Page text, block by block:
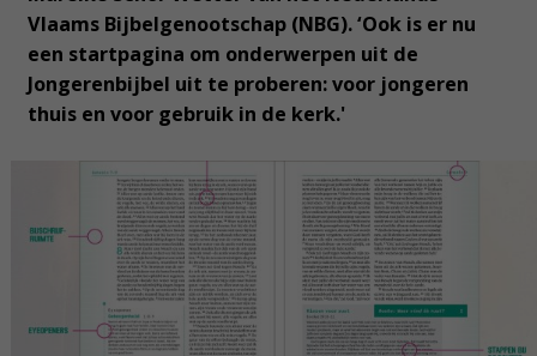
Vlaams Bijbelgenootschap (NBG). ‘Ook is er nu
een startpagina om onderwerpen uit de
Jongerenbijbel uit te proberen: voor jongeren
thuis en voor gebruik in de kerk.'